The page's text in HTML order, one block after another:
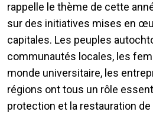
rappelle le thème de cette
sur des initiatives mises en
capitales. Les peuples
communautés locales, les
monde universitaire, les
régions ont tous un rôle
protection et la restauration de